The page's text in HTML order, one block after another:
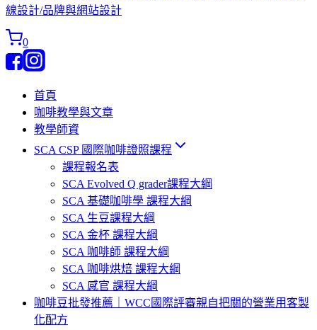
線設計/品牌與網站設計
0
首頁
咖啡教學與文章
教學師資
SCA CSP 國際咖啡證照課程
課程報名表
SCA Evolved Q grader課程大綱
SCA 基礎咖啡學 課程大綱
SCA 生豆課程大綱
SCA 金杯 課程大綱
SCA 咖啡師 課程大綱
SCA 咖啡烘焙 課程大綱
SCA 感官 課程大綱
咖啡豆批發推薦｜WCC國際評審親自把關的營業用客製
化配方